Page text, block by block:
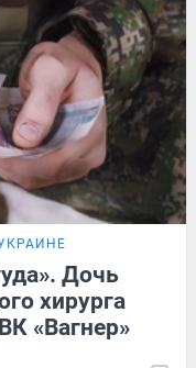
Дочь
хирурга
«Вагнер»